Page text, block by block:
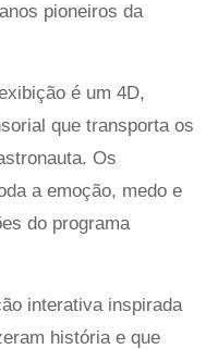
pioneiros da
é um 4D,
que transporta os
Os
a emoção, medo e
do programa
interativa inspirada
história e que